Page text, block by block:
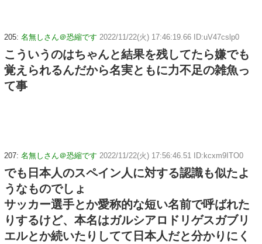
205: 名無しさん＠恐縮です 2022/11/22(火) 17:46:19.66 ID:uV47cslp0
こういうのはちゃんと結果を残してたら嫌でも
覚えられるんだから名実ともに力不足の雑魚っ
て事
207: 名無しさん＠恐縮です 2022/11/22(火) 17:56:46.51 ID:kcxm9ITO0
でも日本人のスペイン人に対する認識も似たよ
うなものでしょ
サッカー選手とか愛称的な短い名前で呼ばれた
りするけど、本名はガルシアロドリゲスガブリ
エルとか続いたりしてて日本人だと分かりにく